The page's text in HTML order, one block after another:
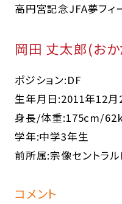
高円宮記念JFA夢フィ
岡田 丈太郎(おか
ポジション:DF
生年月日:2011年12
身長/体重:175cm/
学年:中学3年生
前所属:宗像セントラ
コメント